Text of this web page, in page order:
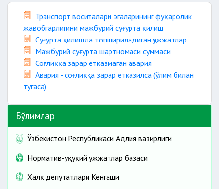
Транспорт воситалари эгаларининг фуқаролик
жавобгарлигини мажбурий суғурта қилиш
Суғурта қилишда топшириладиган ҳужжатлар
Мажбурий суғурта шартномаси суммаси
Соғлиққа зарар етказмаган авария
Авария - соғлиққа зарар етказилса (ўлим билан
тугаса)
Бўлимлар
Ўзбекистон Республикаси Адлия вазирлиги
Норматив-ҳуқуқий ҳужжатлар базаси
Халқ депутатлари Кенгаши